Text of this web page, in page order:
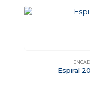
Espiral